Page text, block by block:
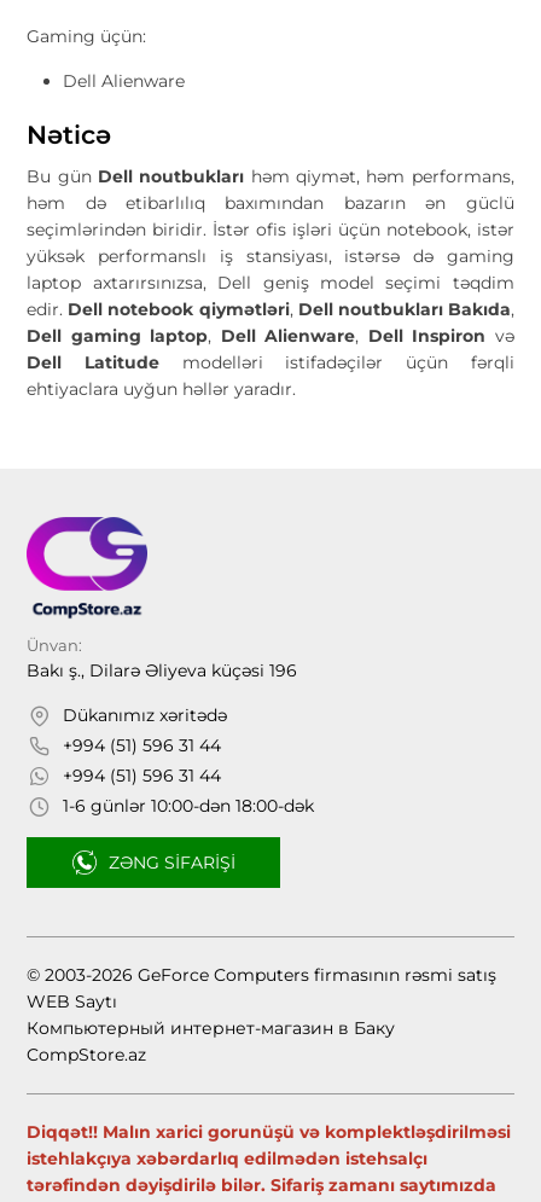
Gaming üçün:
Dell Alienware
Nəticə
Bu gün Dell noutbukları həm qiymət, həm performans,
həm də etibarlılıq baxımından bazarın ən güclü
seçimlərindən biridir. İstər ofis işləri üçün notebook, istər
yüksək performanslı iş stansiyası, istərsə də gaming
laptop axtarırsınızsa, Dell geniş model seçimi təqdim
edir. Dell notebook qiymətləri, Dell noutbukları Bakıda,
Dell gaming laptop, Dell Alienware, Dell Inspiron və
Dell Latitude modelləri istifadəçilər üçün fərqli
ehtiyaclara uyğun həllər yaradır.
Ünvan:
Bakı ş., Dilarə Əliyeva küçəsi 196
Dükanımız xəritədə
+994 (51) 596 31 44
+994 (51) 596 31 44
1-6 günlər 10:00-dən 18:00-dək
ZƏNG SIFARIŞI
© 2003-2026 GeForce Computers firmasının rəsmi satış
WEB Saytı
Компьютерный интернет-магазин в Баку
CompStore.az
Diqqət!! Malın xarici gorunüşü və komplektləşdirilməsi
istehlakçıya xəbərdarlıq edilmədən istehsalçı
tərəfindən dəyişdirilə bilər. Sifariş zamanı saytımızda